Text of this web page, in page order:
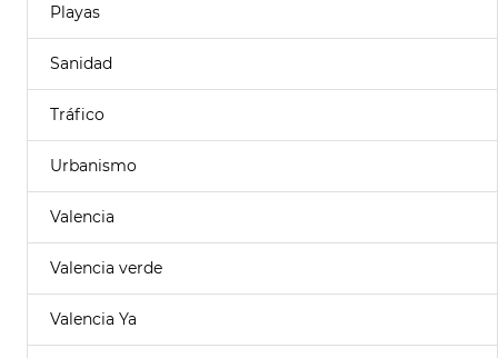
Playas
Sanidad
Tráfico
Urbanismo
Valencia
Valencia verde
Valencia Ya